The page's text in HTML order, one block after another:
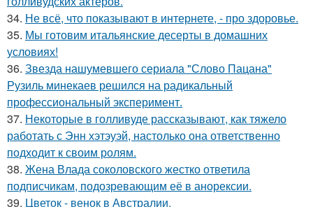
34. Не всё, что показывают в интернете, - про здоровье.
35. Мы готовим итальянские десерты в домашних
условиях!
36. Звезда нашумевшего сериала "Слово Пацана"
Рузиль минекаев решился на радикальный
профессиональный эксперимент.
37. Некоторые в голливуде рассказывают, как тяжело
работать с Энн хэтэуэй, настолько она ответственно
подходит к своим ролям.
38. Жена Влада соколовского жестко ответила
подписчикам, подозревающим её в анорексии.
39. Цветок - венок в Австралии.